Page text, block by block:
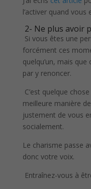
l’activer quand vous
2- Ne plus avoir
Si vous êtes une
forcément ces
quelqu’un, mais
par y renoncer.
C’est quelque
meilleure manière
justement de vous
socialement.
Le charisme passe
donc votre voix.
Entraînez-vous à